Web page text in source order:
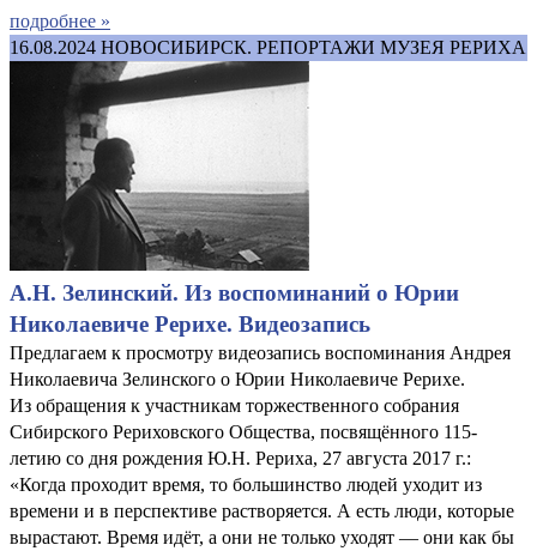
подробнее »
16.08.2024 НОВОСИБИРСК. РЕПОРТАЖИ МУЗЕЯ РЕРИХА
А.Н. Зелинский. Из воспоминаний о Юрии
Николаевиче Рерихе. Видеозапись
Предлагаем к просмотру видеозапись воспоминания Андрея
Николаевича Зелинского о Юрии Николаевиче Рерихе.
Из обращения к участникам торжественного собрания
Сибирского Рериховского Общества, посвящённого 115-
летию со дня рождения Ю.Н. Рериха, 27 августа 2017 г.:
«Когда проходит время, то большинство людей уходит из
времени и в перспективе растворяется. А есть люди, которые
вырастают. Время идёт, а они не только уходят — они как бы